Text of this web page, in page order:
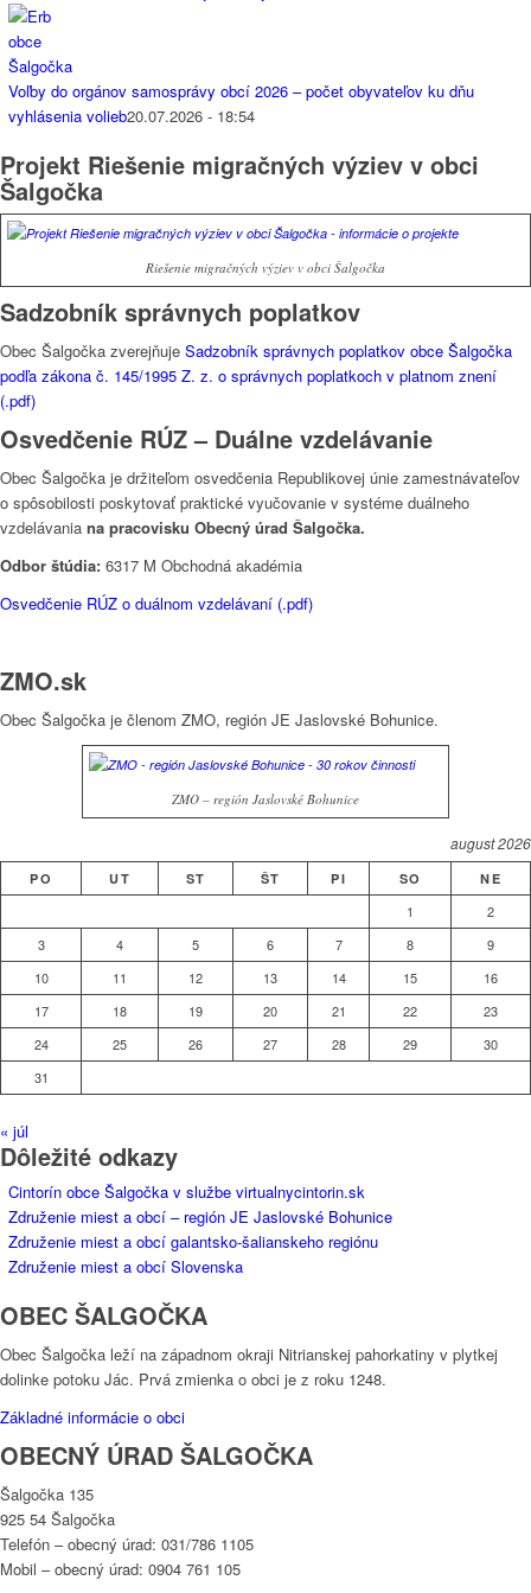
Voľby do orgánov samosprávy obcí 2026 – počet obyvateľov ku dňu
vyhlásenia volieb20.07.2026 - 18:54
Projekt Riešenie migračných výziev v obci
Šalgočka
Riešenie migračných výziev v obci Šalgočka
Sadzobník správnych poplatkov
Obec Šalgočka zverejňuje Sadzobník správnych poplatkov obce Šalgočka
podľa zákona č. 145/1995 Z. z. o správnych poplatkoch v platnom znení
(.pdf)
Osvedčenie RÚZ – Duálne vzdelávanie
Obec Šalgočka je držiteľom osvedčenia Republikovej únie zamestnávateľov
o spôsobilosti poskytovať praktické vyučovanie v systéme duálneho
vzdelávania na pracovisku Obecný úrad Šalgočka.
Odbor štúdia: 6317 M Obchodná akadémia
Osvedčenie RÚZ o duálnom vzdelávaní (.pdf)
ZMO.sk
Obec Šalgočka je členom ZMO, región JE Jaslovské Bohunice.
ZMO – región Jaslovské Bohunice
august 2026
PO UT ST ŠT PI SO NE
1
2
3
4 5 6 7 8
9
10
11 12 13 14 15
16
17
18 19 20 21 22
23
24
25 26 27 28 29
30
31
« júl
Dôležité odkazy
Cintorín obce Šalgočka v službe virtualnycintorin.sk
Združenie miest a obcí – región JE Jaslovské Bohunice
Združenie miest a obcí galantsko-šalianskeho regiónu
Združenie miest a obcí Slovenska
OBEC ŠALGOČKA
Obec Šalgočka leží na západnom okraji Nitrianskej pahorkatiny v plytkej
dolinke potoku Jác. Prvá zmienka o obci je z roku 1248.
Základné informácie o obci
OBECNÝ ÚRAD ŠALGOČKA
Šalgočka 135
925 54 Šalgočka
Telefón – obecný úrad: 031/786 1105
Mobil – obecný úrad: 0904 761 105